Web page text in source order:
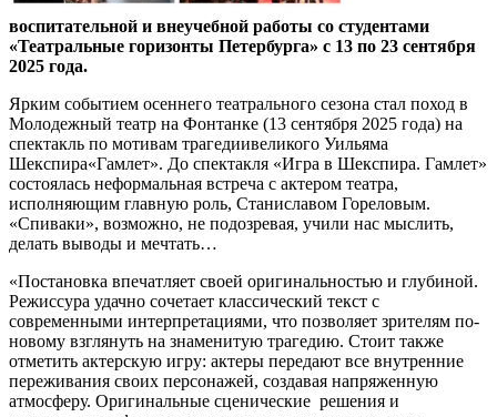
воспитательной и внеучебной работы со студентами
«Театральные горизонты Петербурга» с 13 по 23 сентября
2025 года.
Ярким событием осеннего театрального сезона стал поход в
Молодежный театр на Фонтанке (13 сентября 2025 года) на
спектакль по мотивам трагедиивеликого Уильяма
Шекспира«Гамлет». До спектакля «Игра в Шекспира. Гамлет»
состоялась неформальная встреча с актером театра,
исполняющим главную роль, Станиславом Гореловым.
«Спиваки», возможно, не подозревая, учили нас мыслить,
делать выводы и мечтать…
«Постановка впечатляет своей оригинальностью и глубиной.
Режиссура удачно сочетает классический текст с
современными интерпретациями, что позволяет зрителям по-
новому взглянуть на знаменитую трагедию. Стоит также
отметить актерскую игру: актеры передают все внутренние
переживания своих персонажей, создавая напряженную
атмосферу. Оригинальные сценические решения и